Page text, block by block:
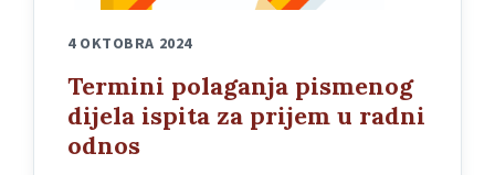
4 OKTOBRA 2024
Termini polaganja pismenog
dijela ispita za prijem u radni
odnos